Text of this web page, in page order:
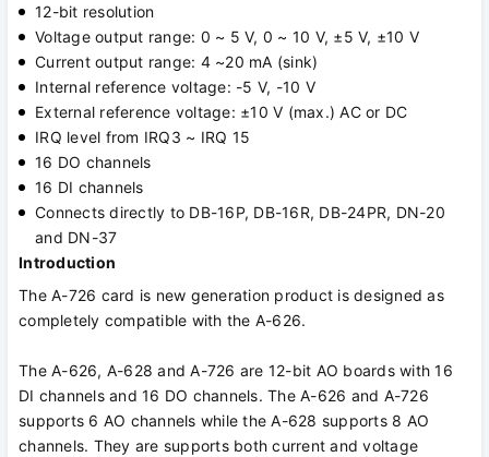
12-bit resolution
Voltage output range: 0 ~ 5 V, 0 ~ 10 V, ±5 V, ±10 V
Current output range: 4 ~20 mA (sink)
Internal reference voltage: -5 V, -10 V
External reference voltage: ±10 V (max.) AC or DC
IRQ level from IRQ3 ~ IRQ 15
16 DO channels
16 DI channels
Connects directly to DB-16P, DB-16R, DB-24PR, DN-20
and DN-37
Introduction
The A-726 card is new generation product is designed as
completely compatible with the A-626.
The A-626, A-628 and A-726 are 12-bit AO boards with 16
DI channels and 16 DO channels. The A-626 and A-726
supports 6 AO channels while the A-628 supports 8 AO
channels. They are supports both current and voltage